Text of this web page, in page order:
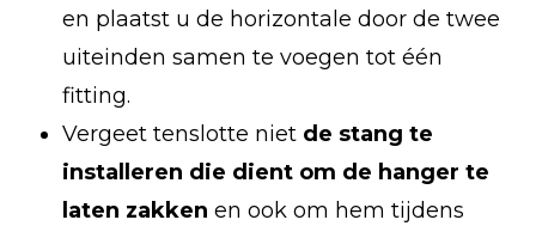
en plaatst u de horizontale door de twee
uiteinden samen te voegen tot één
fitting.
Vergeet tenslotte niet de stang te
installeren die dient om de hanger te
laten zakken en ook om hem tijdens